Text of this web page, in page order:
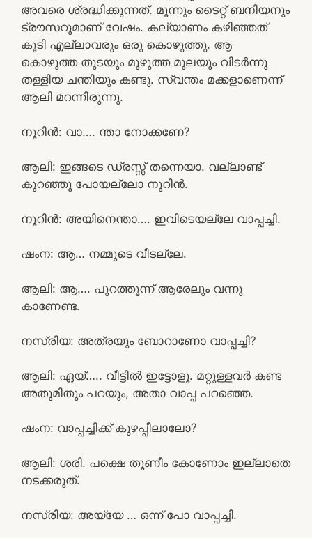
അവരെ ശ്രദ്ധിക്കുന്നത്. മൂന്നും ടൈറ്റ് ബനിയനും
ട്രൗസറുമാണ് വേഷം. കല്യാണം കഴിഞ്ഞത്
കൂടി എല്ലാവരും ഒരു കൊഴുത്തു. ആ
കൊഴുത്ത തുടയും മുഴുത്ത മുലയും വിടർന്നു
തള്ളിയ ചന്തിയും കണ്ടു. സ്വന്തം മക്കളാണെന്ന്
ആലി മറന്നിരുന്നു.
നൂറിൻ: വാ…. ന്താ നോക്കണേ?
ആലി: ഇങ്ങടെ ഡ്രസ്സ്‌ തന്നെയാ. വല്ലാണ്ട്
കുറഞ്ഞു പോയല്ലോ നൂറിൻ.
നൂറിൻ: അയിനെന്താ…. ഇവിടെയല്ലേ വാപ്പച്ചി.
ഷംന: ആ… നമ്മുടെ വീടല്ലേ.
ആലി: ആ…. പുറത്തൂന്ന് ആരേലും വന്നു
കാണേണ്ട.
നസ്രിയ: അത്രയും ബോറാണോ വാപ്പച്ചി?
ആലി: ഏയ്….. വീട്ടിൽ ഇട്ടോളൂ. മറ്റുള്ളവർ കണ്ട
അതുമിതും പറയും, അതാ വാപ്പ പറഞ്ഞെ.
ഷംന: വാപ്പച്ചിക്ക് കുഴപ്പീലാലോ?
ആലി: ശരി. പക്ഷെ തൂണീം കോണോം ഇല്ലാതെ
നടക്കരുത്.
നസ്രിയ: അയ്യേ … ഒന്ന് പോ വാപ്പച്ചി.